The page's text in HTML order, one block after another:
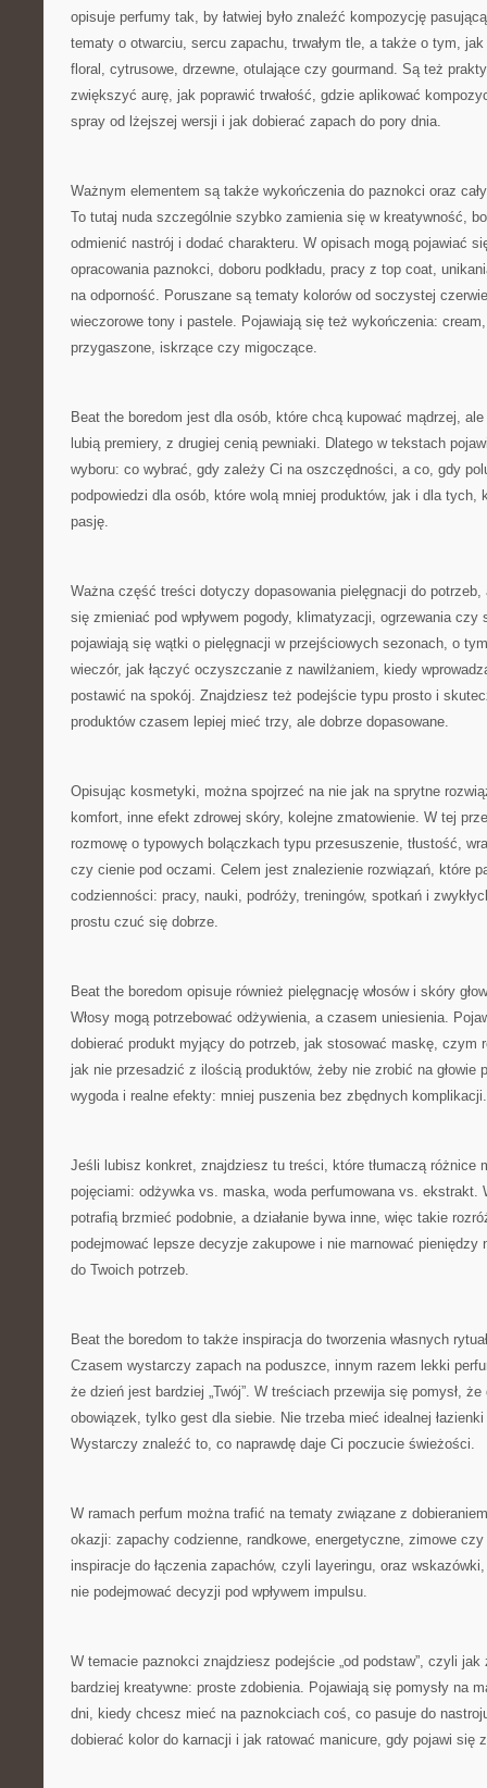
opisuje perfumy tak, by łatwiej było znaleźć kompozycję
tematy o otwarciu, sercu zapachu, trwałym tle, a także o tym,
floral, cytrusowe, drzewne, otulające czy gourmand. Są też
zwiększyć aurę, jak poprawić trwałość, gdzie aplikować
spray od lżejszej wersji i jak dobierać zapach do pory dnia.
Ważnym elementem są także wykończenia do paznokci oraz
To tutaj nuda szczególnie szybko zamienia się w kreatywność,
odmienić nastrój i dodać charakteru. W opisach mogą pojawiać
opracowania paznokci, doboru podkładu, pracy z top coat,
na odporność. Poruszane są tematy kolorów od soczystej
wieczorowe tony i pastele. Pojawiają się też wykończenia:
przygaszone, iskrzące czy migoczące.
Beat the boredom jest dla osób, które chcą kupować mądrzej,
lubią premiery, z drugiej cenią pewniaki. Dlatego w tekstach
wyboru: co wybrać, gdy zależy Ci na oszczędności, a co, gdy
podpowiedzi dla osób, które wolą mniej produktów, jak i dla tych,
pasję.
Ważna część treści dotyczy dopasowania pielęgnacji do
się zmieniać pod wpływem pogody, klimatyzacji, ogrzewania czy
pojawiają się wątki o pielęgnacji w przejściowych sezonach, o
wieczór, jak łączyć oczyszczanie z nawilżaniem, kiedy
postawić na spokój. Znajdziesz też podejście typu prosto i
produktów czasem lepiej mieć trzy, ale dobrze dopasowane.
Opisując kosmetyki, można spojrzeć na nie jak na sprytne
komfort, inne efekt zdrowej skóry, kolejne zmatowienie. W tej
rozmowę o typowych bolączkach typu przesuszenie, tłustość,
czy cienie pod oczami. Celem jest znalezienie rozwiązań, które
codzienności: pracy, nauki, podróży, treningów, spotkań i
prostu czuć się dobrze.
Beat the boredom opisuje również pielęgnację włosów i skóry
Włosy mogą potrzebować odżywienia, a czasem uniesienia.
dobierać produkt myjący do potrzeb, jak stosować maskę, czym
jak nie przesadzić z ilością produktów, żeby nie zrobić na głowie
wygoda i realne efekty: mniej puszenia bez zbędnych komplikacji.
Jeśli lubisz konkret, znajdziesz tu treści, które tłumaczą różnice
pojęciami: odżywka vs. maska, woda perfumowana vs. ekstrakt.
potrafią brzmieć podobnie, a działanie bywa inne, więc takie
podejmować lepsze decyzje zakupowe i nie marnować pieniędzy
do Twoich potrzeb.
Beat the boredom to także inspiracja do tworzenia własnych
Czasem wystarczy zapach na poduszce, innym razem lekki
że dzień jest bardziej „Twój”. W treściach przewija się pomysł,
obowiązek, tylko gest dla siebie. Nie trzeba mieć idealnej łazienki
Wystarczy znaleźć to, co naprawdę daje Ci poczucie świeżości.
W ramach perfum można trafić na tematy związane z
okazji: zapachy codzienne, randkowe, energetyczne, zimowe
inspiracje do łączenia zapachów, czyli layeringu, oraz
nie podejmować decyzji pod wpływem impulsu.
W temacie paznokci znajdziesz podejście „od podstaw”, czyli jak
bardziej kreatywne: proste zdobienia. Pojawiają się pomysły na
dni, kiedy chcesz mieć na paznokciach coś, co pasuje do
dobierać kolor do karnacji i jak ratować manicure, gdy pojawi się